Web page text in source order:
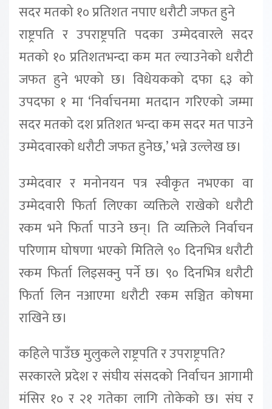
सदर मतको १० प्रतिशत नपाए धरौटी जफत हुने
राष्ट्रपति र उपराष्ट्रपति पदका उम्मेदवारले सदर
मतको १० प्रतिशतभन्दा कम मत ल्याउनेको धरौटी
जफत हुने भएको छ। विधेयकको दफा ६३ को
उपदफा १ मा ‘निर्वाचनमा मतदान गरिएको जम्मा
सदर मतको दश प्रतिशत भन्दा कम सदर मत पाउने
उम्मेदवारको धरौटी जफत हुनेछ,’ भन्ने उल्लेख छ।
उम्मेदवार र मनोनयन पत्र स्वीकृत नभएका वा
उम्मेदवारी फिर्ता लिएका व्यक्तिले राखेको धरौटी
रकम भने फिर्ता पाउने छन्। ति व्यक्तिले निर्वाचन
परिणाम घोषणा भएको मितिले ९० दिनभित्र धरौटी
रकम फिर्ता लिइसक्नु पर्ने छ। ९० दिनभित्र धरौटी
फिर्ता लिन नआएमा धरौटी रकम सञ्चित कोषमा
राखिने छ।
कहिले पाउँछ मुलुकले राष्ट्रपति र उपराष्ट्रपति?
सरकारले प्रदेश र संघीय संसदको निर्वाचन आगामी
मंसिर १० र २१ गतेका लागि तोकेको छ। संघ र